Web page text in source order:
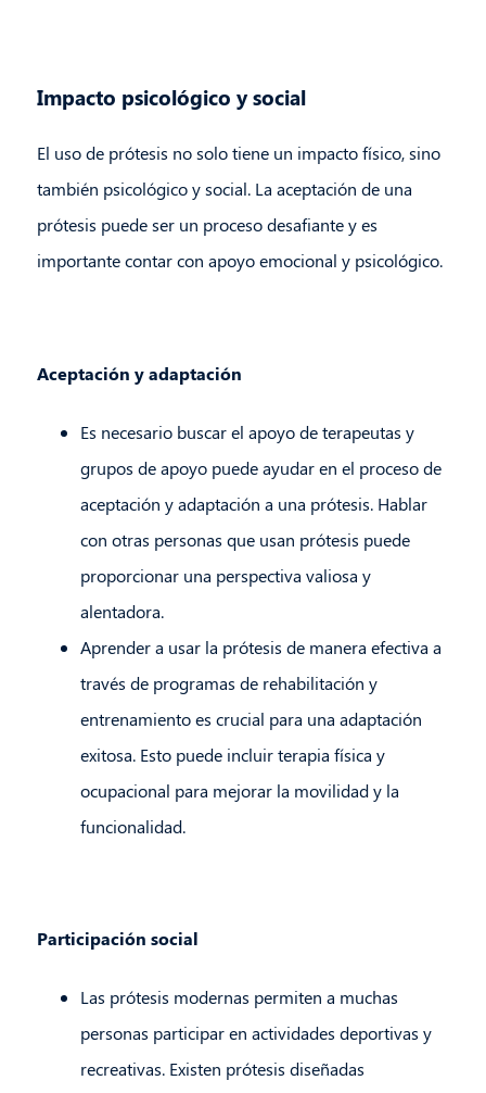
Impacto psicológico y social
El uso de prótesis no solo tiene un impacto físico, sino
también psicológico y social. La aceptación de una
prótesis puede ser un proceso desafiante y es
importante contar con apoyo emocional y psicológico.
Aceptación y adaptación
Es necesario buscar el apoyo de terapeutas y
grupos de apoyo puede ayudar en el proceso de
aceptación y adaptación a una prótesis. Hablar
con otras personas que usan prótesis puede
proporcionar una perspectiva valiosa y
alentadora.
Aprender a usar la prótesis de manera efectiva a
través de programas de rehabilitación y
entrenamiento es crucial para una adaptación
exitosa. Esto puede incluir terapia física y
ocupacional para mejorar la movilidad y la
funcionalidad.
Participación social
Las prótesis modernas permiten a muchas
personas participar en actividades deportivas y
recreativas. Existen prótesis diseñadas